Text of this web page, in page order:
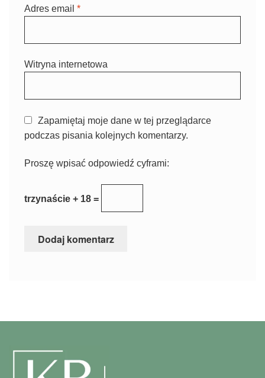
Adres email *
Witryna internetowa
Zapamiętaj moje dane w tej przeglądarce
podczas pisania kolejnych komentarzy.
Proszę wpisać odpowiedź cyframi:
trzynaście + 18 =